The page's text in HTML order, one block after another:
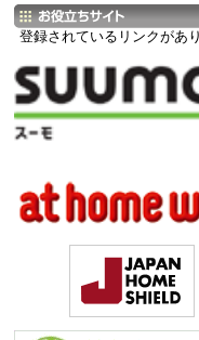
登録されているリンクがあ